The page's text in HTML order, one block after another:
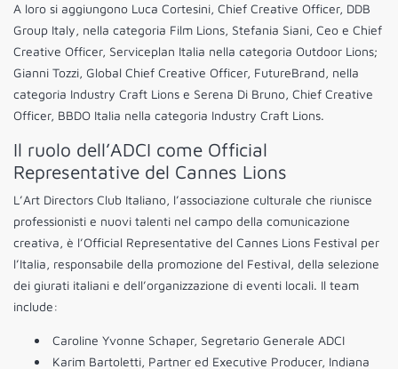
A loro si aggiungono Luca Cortesini, Chief Creative Officer, DDB
Group Italy, nella categoria Film Lions, Stefania Siani, Ceo e Chief
Creative Officer, Serviceplan Italia nella categoria Outdoor Lions;
Gianni Tozzi, Global Chief Creative Officer, FutureBrand, nella
categoria Industry Craft Lions e Serena Di Bruno, Chief Creative
Officer, BBDO Italia nella categoria Industry Craft Lions.
Il ruolo dell’ADCI come Official
Representative del Cannes Lions
L’Art Directors Club Italiano, l’associazione culturale che riunisce
professionisti e nuovi talenti nel campo della comunicazione
creativa, è l’Official Representative del Cannes Lions Festival per
l’Italia, responsabile della promozione del Festival, della selezione
dei giurati italiani e dell’organizzazione di eventi locali. Il team
include:
⁠ ⁠Caroline Yvonne Schaper, Segretario Generale ADCI
⁠ ⁠Karim Bartoletti, Partner ed Executive Producer, Indiana